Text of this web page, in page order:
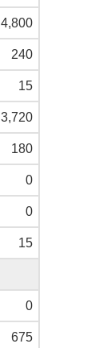
4,800
240
15
3,720
180
0
0
15
0
675